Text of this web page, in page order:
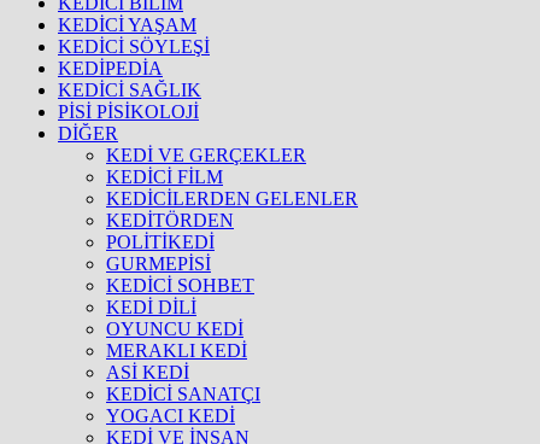
KEDİCİ YAŞAM
KEDİCİ SÖYLEŞİ
KEDİPEDİA
KEDİCİ SAĞLIK
PİSİ PİSİKOLOJİ
DİĞER
KEDİ VE GERÇEKLER
KEDİCİ FİLM
KEDİCİLERDEN GELENLER
KEDİTÖRDEN
POLİTİKEDİ
GURMEPİSİ
KEDİCİ SOHBET
KEDİ DİLİ
OYUNCU KEDİ
MERAKLI KEDİ
ASİ KEDİ
KEDİCİ SANATÇI
YOGACI KEDİ
KEDİ VE İNSAN